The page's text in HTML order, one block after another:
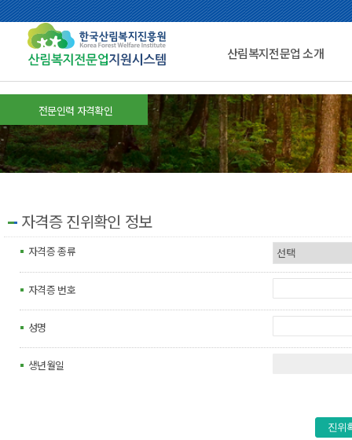
산림복지전문업 소개
전문인력 자격확인
자격증 진위확인 정보
자격증 종류
자격증 번호
성명
생년월일
진위